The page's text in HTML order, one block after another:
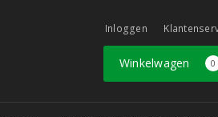
Inloggen
Winkelwagen 0